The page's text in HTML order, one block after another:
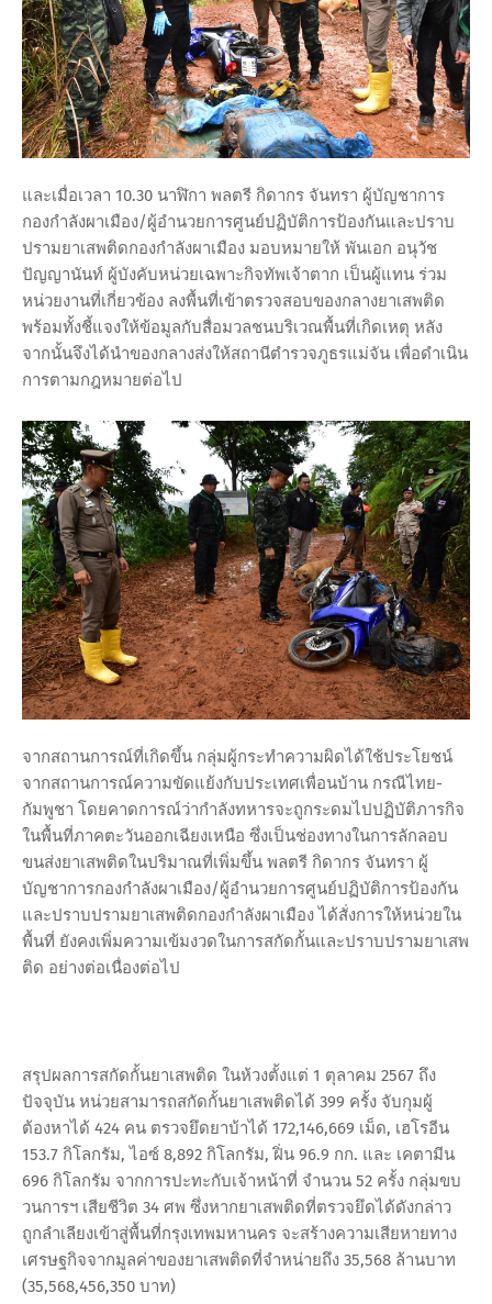
และเมื่อเวลา 10.30 นาฬิกา พลตรี กิดากร จันทรา ผู้บัญชาการ
กองกำลังผาเมือง/ผู้อำนวยการศูนย์ปฏิบัติการป้องกันและปราบ
ปรามยาเสพติดกองกำลังผาเมือง มอบหมายให้ พันเอก อนุวัช
ปัญญานันท์ ผู้บังคับหน่วยเฉพาะกิจทัพเจ้าตาก เป็นผู้แทน ร่วม
หน่วยงานที่เกี่ยวข้อง ลงพื้นที่เข้าตรวจสอบของกลางยาเสพติด
พร้อมทั้งชี้แจงให้ข้อมูลกับสื่อมวลชนบริเวณพื้นที่เกิดเหตุ หลัง
จากนั้นจึงได้นำของกลางส่งให้สถานีตำรวจภูธรแม่จัน เพื่อดำเนิน
การตามกฎหมายต่อไป
จากสถานการณ์ที่เกิดขึ้น กลุ่มผู้กระทำความผิดได้ใช้ประโยชน์
จากสถานการณ์ความขัดแย้งกับประเทศเพื่อนบ้าน กรณีไทย-
กัมพูชา โดยคาดการณ์ว่ากำลังทหารจะถูกระดมไปปฏิบัติภารกิจ
ในพื้นที่ภาคตะวันออกเฉียงเหนือ ซึ่งเป็นช่องทางในการลักลอบ
ขนส่งยาเสพติดในปริมาณที่เพิ่มขึ้น พลตรี กิดากร จันทรา ผู้
บัญชาการกองกำลังผาเมือง/ผู้อำนวยการศูนย์ปฏิบัติการป้องกัน
และปราบปรามยาเสพติดกองกำลังผาเมือง ได้สั่งการให้หน่วยใน
พื้นที่ ยังคงเพิ่มความเข้มงวดในการสกัดกั้นและปราบปรามยาเสพ
ติด อย่างต่อเนื่องต่อไป
สรุปผลการสกัดกั้นยาเสพติด ในห้วงตั้งแต่ 1 ตุลาคม 2567 ถึง
ปัจจุบัน หน่วยสามารถสกัดกั้นยาเสพติดได้ 399 ครั้ง จับกุมผู้
ต้องหาได้ 424 คน ตรวจยึดยาบ้าได้ 172,146,669 เม็ด, เฮโรอีน
153.7 กิโลกรัม, ไอซ์ 8,892 กิโลกรัม, ฝิ่น 96.9 กก. และ เคตามีน
696 กิโลกรัม จากการปะทะกับเจ้าหน้าที่ จำนวน 52 ครั้ง กลุ่มขบ
วนการฯ เสียชีวิต 34 ศพ ซึ่งหากยาเสพติดที่ตรวจยึดได้ดังกล่าว
ถูกลำเลียงเข้าสู่พื้นที่กรุงเทพมหานคร จะสร้างความเสียหายทาง
เศรษฐกิจจากมูลค่าของยาเสพติดที่จำหน่ายถึง 35,568 ล้านบาท
(35,568,456,350 บาท)